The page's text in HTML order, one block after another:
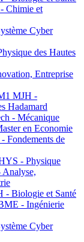
Chimie et
Cyber
des Hautes
Entreprise
MJH -
Hadamard
- Mécanique
en Economie
Fondements de
- Physique
Biologie et Santé
- Ingénierie
Cyber